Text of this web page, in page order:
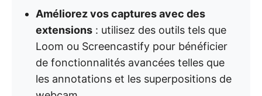
Améliorez vos captures avec des
extensions : utilisez des outils tels que
Loom ou Screencastify pour bénéficier
de fonctionnalités avancées telles que
les annotations et les superpositions de